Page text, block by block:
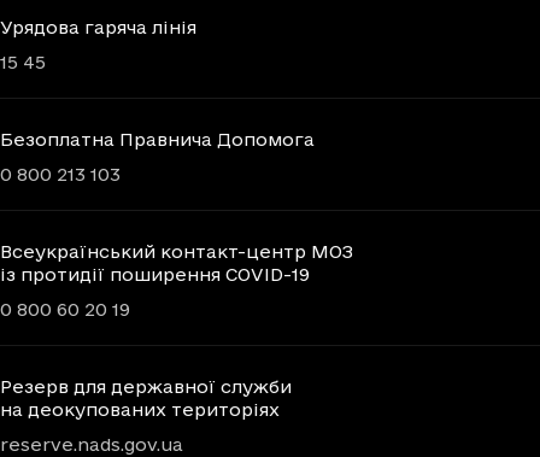
Урядова гаряча лінія
15 45
Безоплатна Правнича Допомога
0 800 213 103
Всеукраїнський контакт-центр МОЗ
із протидії поширення COVID-19
0 800 60 20 19
Резерв для державної служби
на деокупованих територіях
reserve.nads.gov.ua